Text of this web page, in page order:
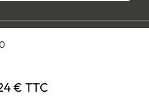
€ TTC
sécurisé :